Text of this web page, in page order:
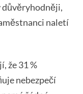
důvěryhodněji,
naletí
že 31 %
nebezpečí